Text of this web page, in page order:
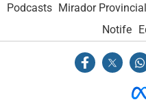
Podcasts Mirador Provincial
Notife